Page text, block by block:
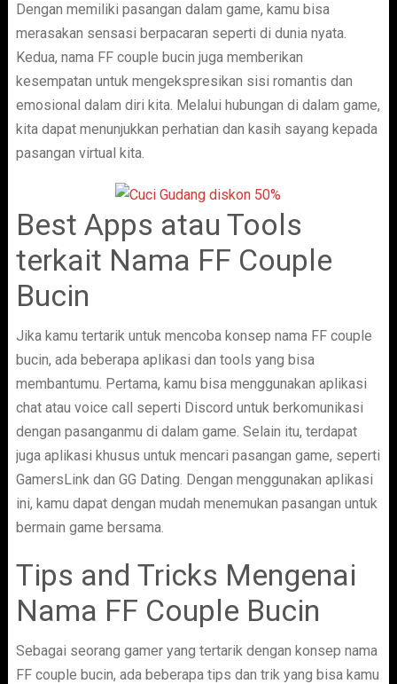
Dengan memiliki pasangan dalam game, kamu bisa
merasakan sensasi berpacaran seperti di dunia nyata.
Kedua, nama FF couple bucin juga memberikan
kesempatan untuk mengekspresikan sisi romantis dan
emosional dalam diri kita. Melalui hubungan di dalam game,
kita dapat menunjukkan perhatian dan kasih sayang kepada
pasangan virtual kita.
Best Apps atau Tools
terkait Nama FF Couple
Bucin
Jika kamu tertarik untuk mencoba konsep nama FF couple
bucin, ada beberapa aplikasi dan tools yang bisa
membantumu. Pertama, kamu bisa menggunakan aplikasi
chat atau voice call seperti Discord untuk berkomunikasi
dengan pasanganmu di dalam game. Selain itu, terdapat
juga aplikasi khusus untuk mencari pasangan game, seperti
GamersLink dan GG Dating. Dengan menggunakan aplikasi
ini, kamu dapat dengan mudah menemukan pasangan untuk
bermain game bersama.
Tips and Tricks Mengenai
Nama FF Couple Bucin
Sebagai seorang gamer yang tertarik dengan konsep nama
FF couple bucin, ada beberapa tips dan trik yang bisa kamu